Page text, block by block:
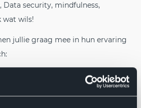
Data security, mindfulness,
wat wils!
jullie graag mee in hun ervaring
.NET Developer